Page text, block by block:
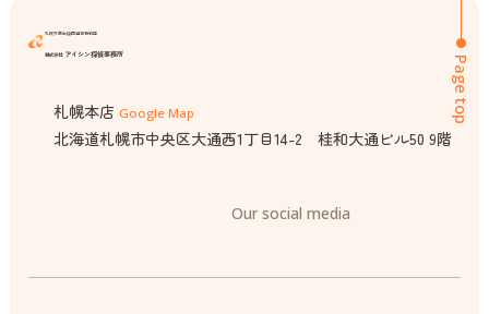
Page top
札幌弁護士協同組合特約店
株式会社 アイシン探偵事務所
札幌本店 Google Map
北海道札幌市中央区大通西1丁目14-2 桂和大通ビル50 9階
Our social media